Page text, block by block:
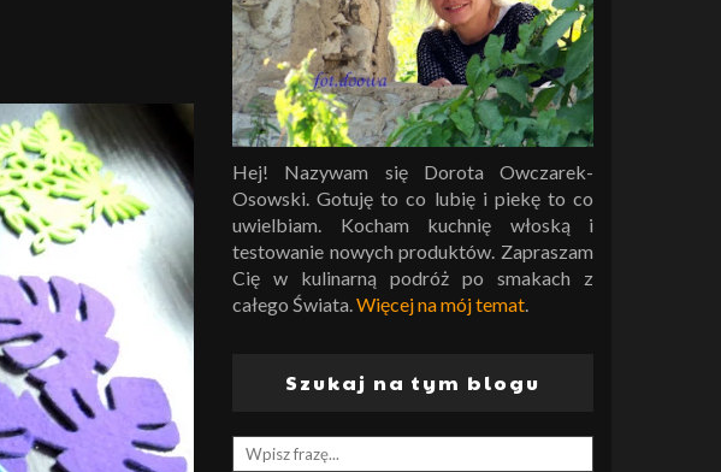
Hej! Nazywam się Dorota Owczarek-
Osowski. Gotuję to co lubię i piekę to co
uwielbiam. Kocham kuchnię włoską i
testowanie nowych produktów. Zapraszam
Cię w kulinarną podróż po smakach z
całego Świata.Więcej na mój temat.
Szukaj na tym blogu